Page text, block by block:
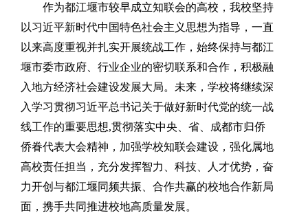
作为都江堰市较早成立知联会的高校，我校坚持
以习近平新时代中国特色社会主义思想为指导，一直
以来高度重视并扎实开展统战工作，始终保持与都江
堰市委市政府、行业企业的密切联系和合作，积极融
入地方经济社会建设发展大局。未来，学校将继续深
入学习贯彻习近平总书记关于做好新时代党的统一战
线工作的重要思想,贯彻落实中央、省、成都市归侨
侨眷代表大会精神，加强学校知联会建设，强化属地
高校责任担当，充分发挥智力、科技、人才优势，奋
力开创与都江堰同频共振、合作共赢的校地合作新局
面，携手共同推进校地高质量发展。